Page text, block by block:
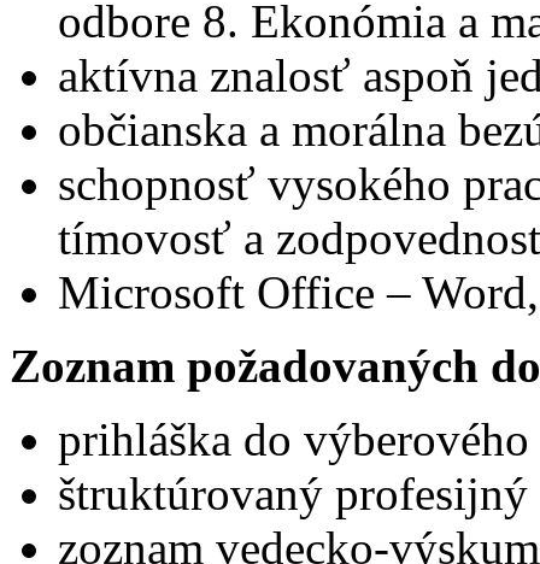
odbore 8. Ekonómia a
aktívna znalosť aspoň
občianska a morálna
schopnosť vysokého
tímovosť a
Microsoft Office –
Zoznam požadovaných
prihláška do
štruktúrovaný
zoznam vedecko-